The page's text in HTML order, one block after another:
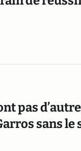
pas
sans le